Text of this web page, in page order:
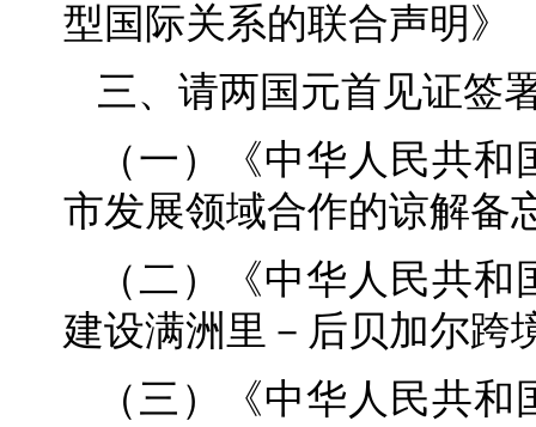
型国际关系的联合声明》
三、请两国元首见证签
（一）《中华人民共
市发展领域合作的谅解备
（二）《中华人民共
建设满洲里－后贝加尔跨
（三）《中华人民共